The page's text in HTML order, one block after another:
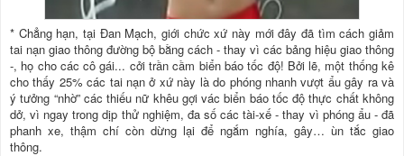
* Chẳng hạn, tại Đan Mạch, giới chức xứ này mới đây đã tìm cách giảm
tai nạn giao thông đường bộ bằng cách - thay vì các bảng hiệu giao thông
-, họ cho các cô gái... cởi trần cầm biển báo tốc độ! Bởi lẽ, một thống kê
cho thấy 25% các tai nạn ở xứ này là do phóng nhanh vượt ẩu gây ra và
ý tưởng “nhờ” các thiếu nữ khêu gợi vác biển báo tốc độ thực chất không
dở, vì ngay trong dịp thử nghiệm, đa số các tài-xế - thay vì phóng ẩu - đã
phanh xe, thậm chí còn dừng lại để ngắm nghía, gây… ùn tắc giao
thông.